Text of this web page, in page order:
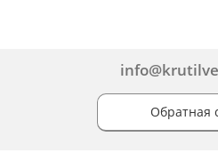
Обратная